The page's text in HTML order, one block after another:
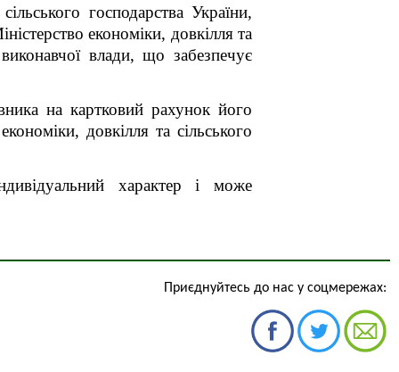
господарства України,
економіки, довкілля та
влади, що забезпечує
на картковий рахунок його
довкілля та сільського
характер і може
Приєднуйтесь до нас у соцмережах: